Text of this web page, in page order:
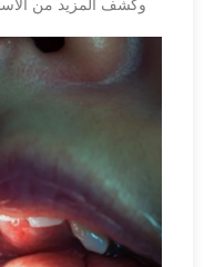
وكشف المزيد من